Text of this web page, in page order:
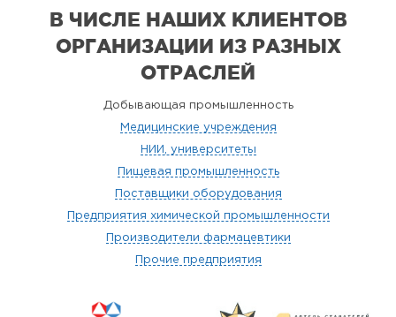
В ЧИСЛЕ НАШИХ КЛИЕНТОВ
ОРГАНИЗАЦИИ ИЗ РАЗНЫХ
ОТРАСЛЕЙ
Добывающая промышленность
Медицинские учреждения
НИИ, университеты
Пищевая промышленность
Поставщики оборудования
Предприятия химической промышленности
Производители фармацевтики
Прочие предприятия